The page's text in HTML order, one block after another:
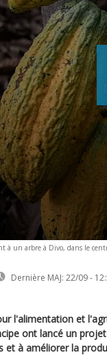
à un arbre à Divo, dans le
Dernière MAJ: 22/09 -
l'alimentation et
ont lancé un
et à améliorer la